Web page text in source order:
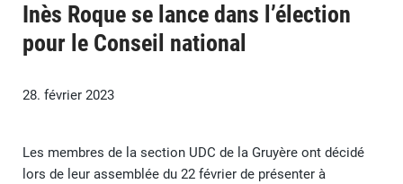
Inès Roque se lance dans l’élection
pour le Conseil national
28. février 2023
Les membres de la section UDC de la Gruyère ont décidé
lors de leur assemblée du 22 février de présenter à